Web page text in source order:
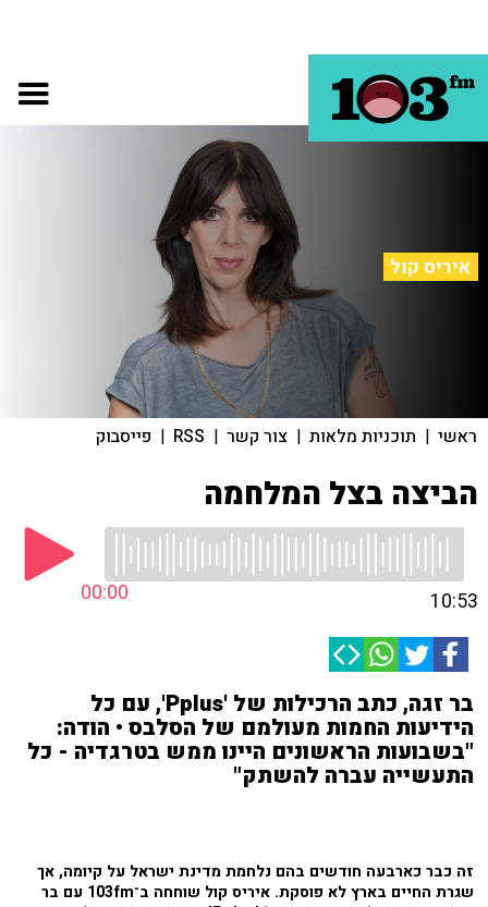
איריס קול
ראשי | תוכניות מלאות | צור קשר |
RSS
| פייסבוק
הביצה בצל המלחמה
00:00 10:53
בר זגה, כתב הרכילות של 'Pplus', עם כל
הידיעות החמות מעולמם של הסלבס • הודה:
"בשבועות הראשונים היינו ממש בטרגדיה - כל
התעשייה עברה להשתק"
זה כבר כארבעה חודשים בהם נלחמת מדינת ישראל על קיומה, אך
שגרת החיים בארץ לא פוסקת. איריס קול שוחחה ב־103fm עם בר